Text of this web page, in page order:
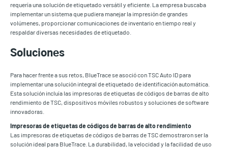
requería una solución de etiquetado versátil y eficiente. La empresa buscaba
implementar un sistema que pudiera manejar la impresión de grandes
volúmenes, proporcionar comunicaciones de inventario en tiempo real y
respaldar diversas necesidades de etiquetado.
Soluciones
Para hacer frente a sus retos, BlueTrace se asoció con TSC Auto ID para
implementar una solución integral de etiquetado de identificación automática.
Esta solución incluía las impresoras de etiquetas de códigos de barras de alto
rendimiento de TSC, dispositivos móviles robustos y soluciones de software
innovadoras.
Impresoras de etiquetas de códigos de barras de alto rendimiento
Las impresoras de etiquetas de códigos de barras de TSC demostraron ser la
solución ideal para BlueTrace. La durabilidad, la velocidad y la facilidad de uso